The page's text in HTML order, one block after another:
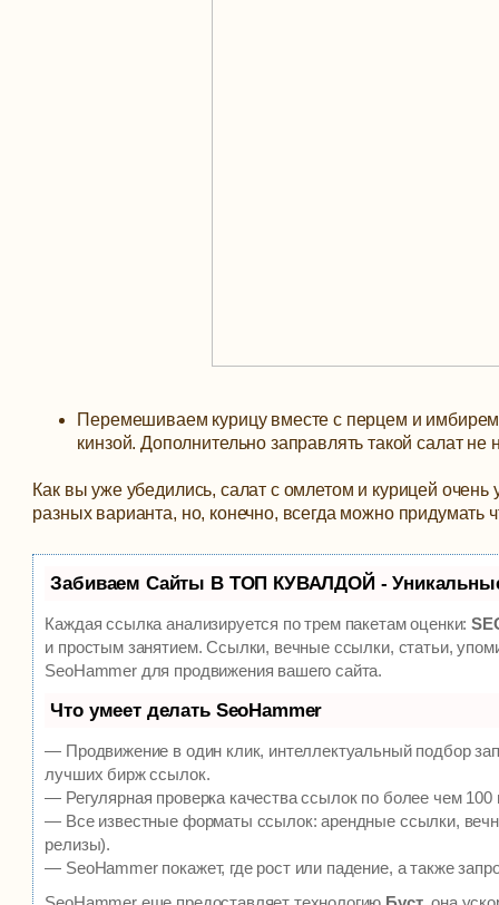
Перемешиваем курицу вместе с перцем и
кинзой. Дополнительно заправлять такой салат
Как вы уже убедились, салат с омлетом и курицей
разных варианта, но, конечно, всегда можно придумать
Забиваем Сайты В ТОП КУВАЛДОЙ -
Каждая ссылка анализируется по трем пакетам оценки:
и простым занятием. Ссылки, вечные ссылки, статьи,
SeoHammer для продвижения вашего сайта.
Что умеет делать SeoHammer
— Продвижение в один клик, интеллектуальный подбор
лучших бирж ссылок.
— Регулярная проверка качества ссылок по более чем
— Все известные форматы ссылок: арендные ссылки,
релизы).
— SeoHammer покажет, где рост или падение, а также